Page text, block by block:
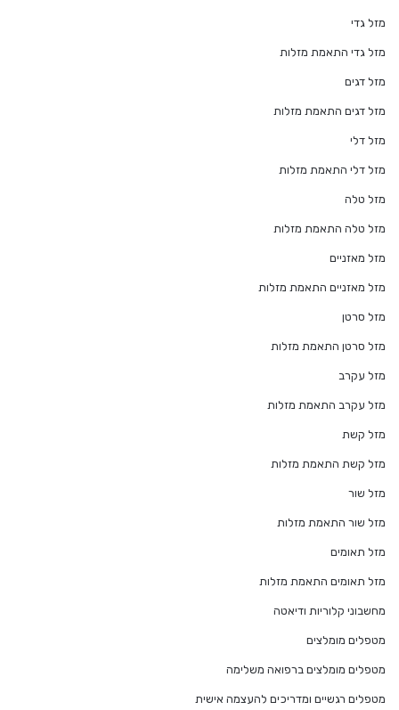
מזל גדי
מזל גדי התאמת מזלות
מזל דגים
מזל דגים התאמת מזלות
מזל דלי
מזל דלי התאמת מזלות
מזל טלה
מזל טלה התאמת מזלות
מזל מאזניים
מזל מאזניים התאמת מזלות
מזל סרטן
מזל סרטן התאמת מזלות
מזל עקרב
מזל עקרב התאמת מזלות
מזל קשת
מזל קשת התאמת מזלות
מזל שור
מזל שור התאמת מזלות
מזל תאומים
מזל תאומים התאמת מזלות
מחשבוני קלוריות ודיאטה
מטפלים מומלצים
מטפלים מומלצים ברפואה משלימה
מטפלים רגשיים ומדריכים להעצמה אישית